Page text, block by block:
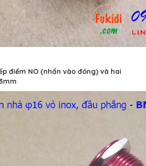
điểm NO (nhấn vào đóng) và hai